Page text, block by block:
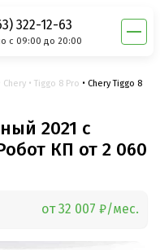
322-12-63
с 09:00 до 20:00
Chery Tiggo 8 Pro
Chery Tiggo 8
2021 с
КП от 2 060
от 32 007 ₽/мес.